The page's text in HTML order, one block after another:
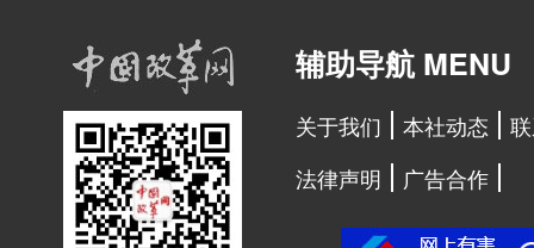
辅助导航 MENU
关于我们 本社动态
法律声明
广告合作